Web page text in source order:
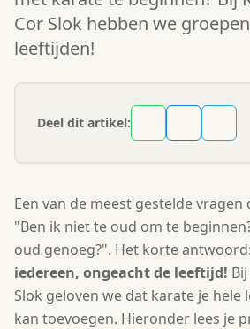
Cor Slok hebben we
leeftijden!
Deel dit artikel:
Een van de meest gestelde vragen
"Ben ik niet te oud om te
oud genoeg?". Het korte antwoord:
iedereen, ongeacht de leeftijd!
Slok geloven we dat karate je hele
kan toevoegen. Hieronder lees je